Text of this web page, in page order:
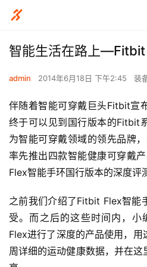
智能生活在路上—Fitbit
admin 2014年6月18日 下午2:45 装
伴随着智能可穿戴巨头Fitbit宣
终于可以见到国行版本的Fitbit
为智能可穿戴领域的领先品牌
率先推出四款智能健康可穿戴
Flex智能手环国行版本的深度评
之前我们介绍了Fitbit Flex智能
受。而之后的这些时间内，
Flex进行了深度的产品使用，用
周详细的运动健康数据，并在